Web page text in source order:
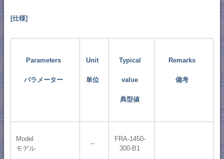
[仕様]
Parameters
パラメーター
Unit
単位
Typical
value
典型値
Remarks
備考
Model
モデル
--
FRA-1450-
300-B1